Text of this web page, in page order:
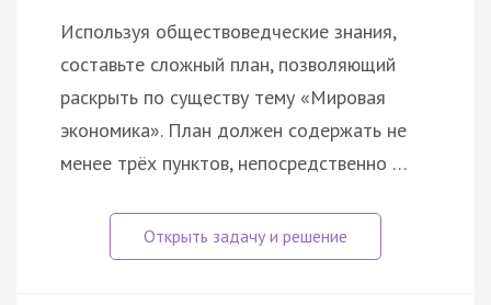
Используя обществоведческие знания,
составьте сложный план, позволяющий
раскрыть по существу тему «Мировая
экономика». План должен содержать не
менее трёх пунктов, непосредственно …